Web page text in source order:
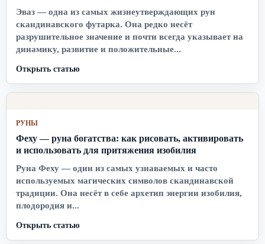
Эваз — одна из самых жизнеутверждающих рун
скандинавского футарка. Она редко несёт
разрушительное значение и почти всегда указывает на
динамику, развитие и положительные...
Открыть статью
РУНЫ
Феху — руна богатства: как рисовать, активировать
и использовать для притяжения изобилия
Руна Феху — один из самых узнаваемых и часто
используемых магических символов скандинавской
традиции. Она несёт в себе архетип энергии изобилия,
плодородия и...
Открыть статью